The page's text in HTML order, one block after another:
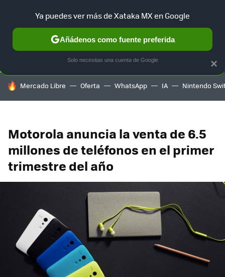
SELECCIÓN GAMING HOME AUTO TERRITORIO
HOY SE HABLA DE
Mercado Libre Oferta WhatsApp IA Nintendo
Motorola anuncia la venta de 6.5
millones de teléfonos en el primer
trimestre del año
×
Ya puedes ver más de Xataka MX en Google
Añádenos como fuente preferida
Solo necesitas una cuenta de Google